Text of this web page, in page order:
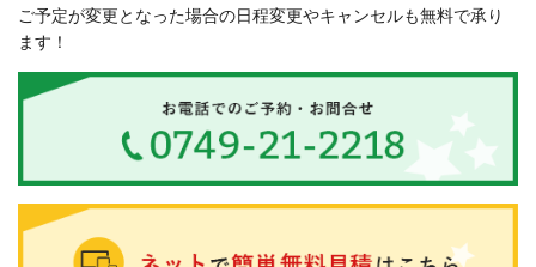
ご予定が変更となった場合の日程変更やキャンセルも無料で承り
ます！